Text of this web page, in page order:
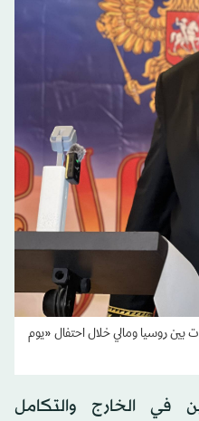
بين روسيا ومالي خلال احتفال «يوم
في الخارج والتكامل